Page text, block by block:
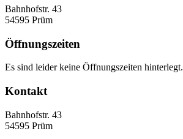
Bahnhofstr. 43
54595 Prüm
Öffnungszeiten
Es sind leider keine Öffnungszeiten hinterlegt.
Kontakt
Bahnhofstr. 43
54595 Prüm